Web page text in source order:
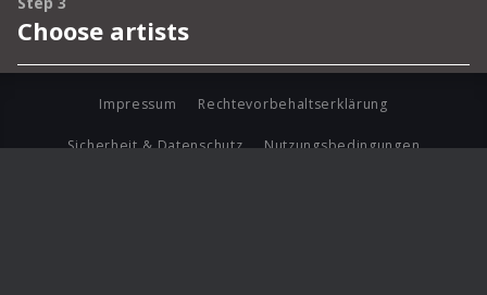
Impressum Rechtevorbehaltserklärung
Sicherheit & Datenschutz Nutzungsbedingungen